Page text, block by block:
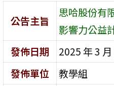
公告主旨
思哈股份有
影響力公益
發佈日期
2025 年 3 月
發佈單位
教學組